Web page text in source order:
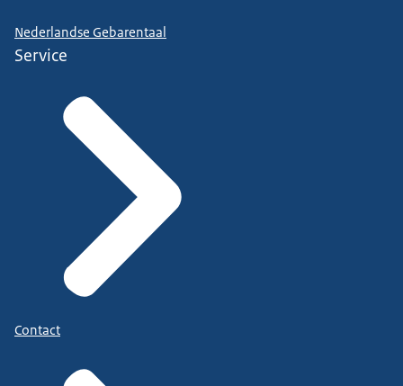
Nederlandse Gebarentaal
Service
Contact